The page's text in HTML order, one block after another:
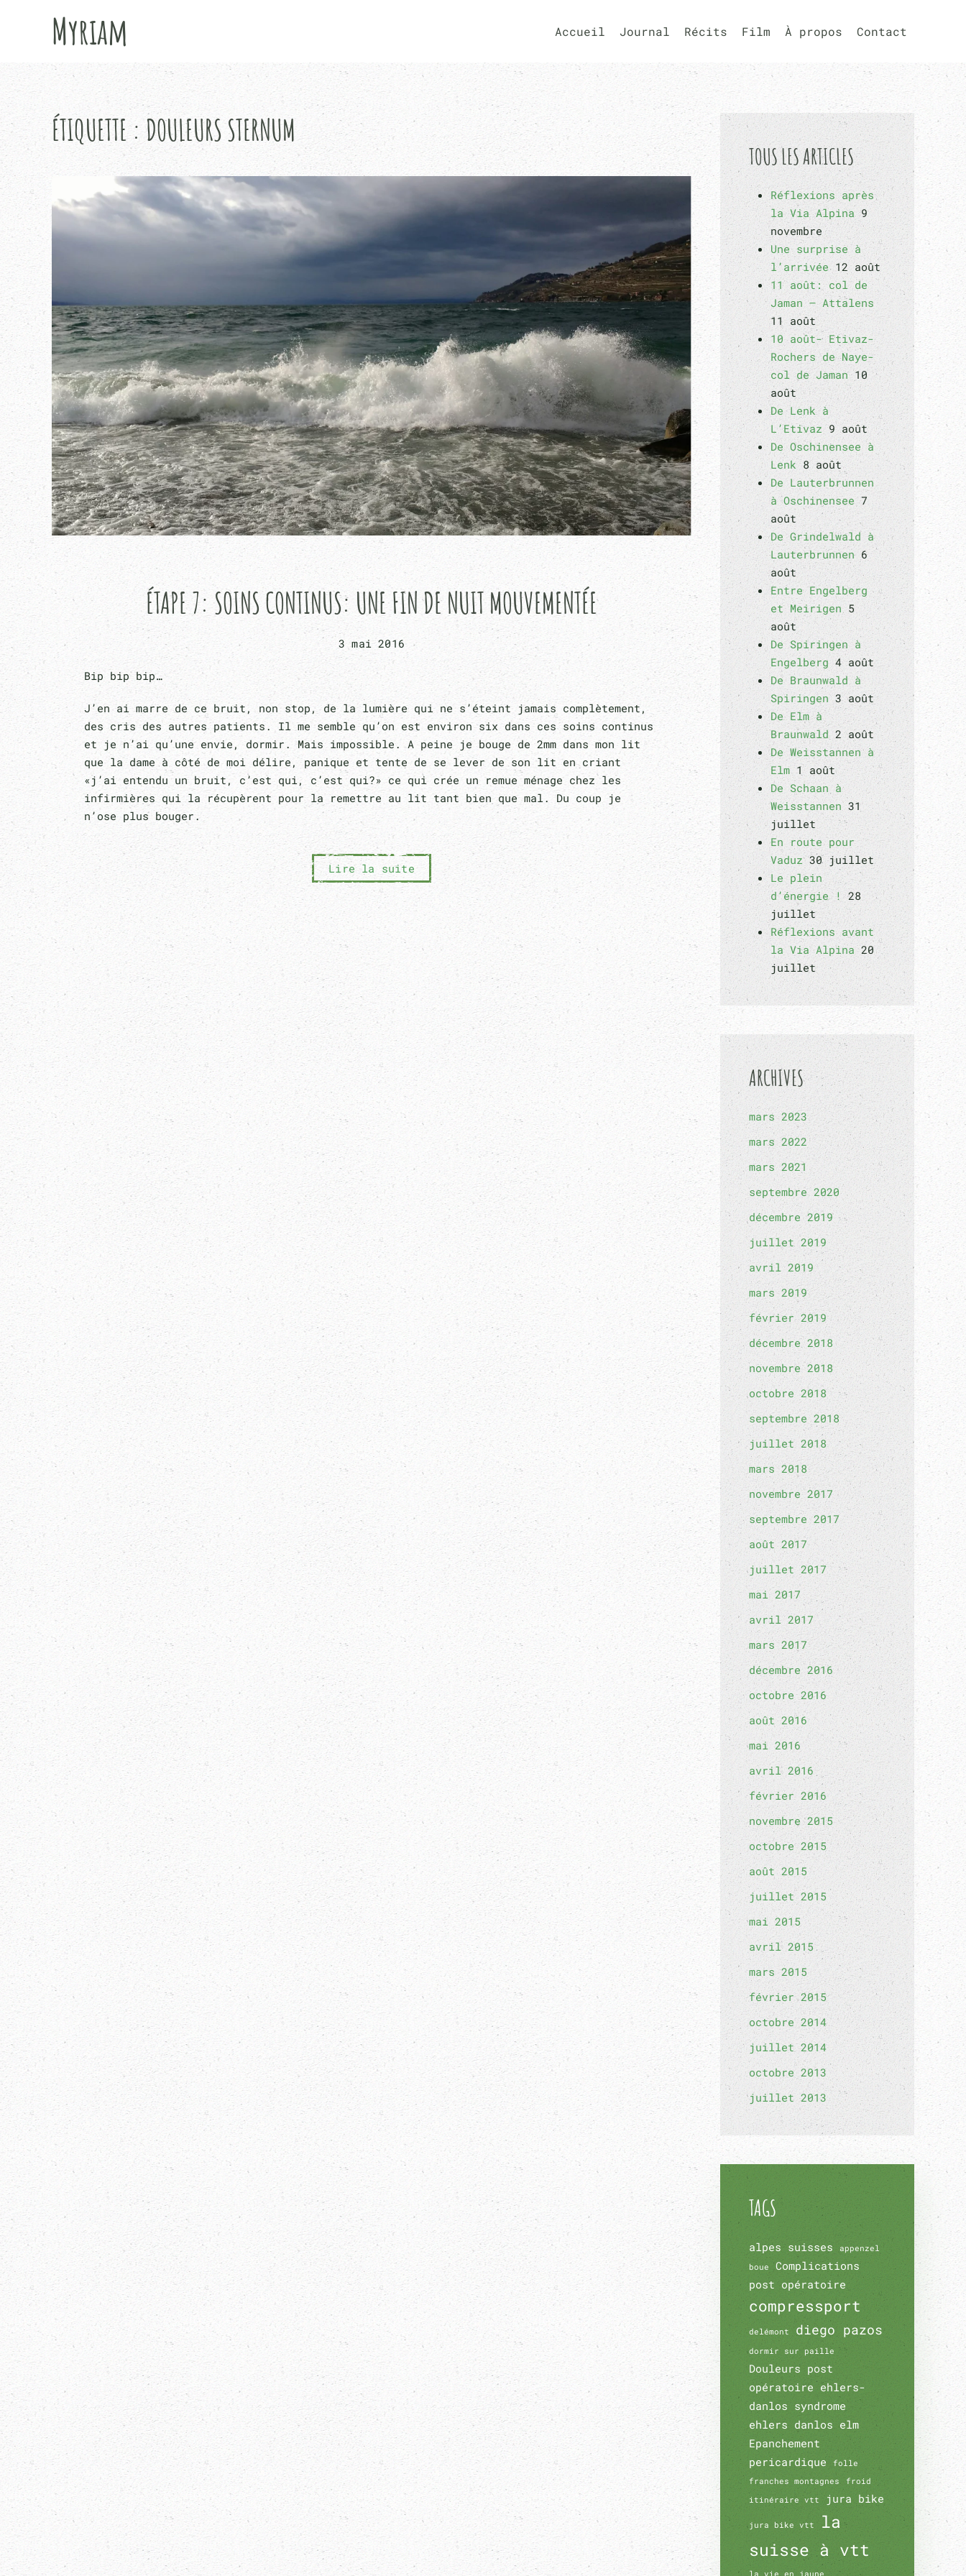
Passer
contenu
principal
Myriam Accueil Journal Récits Film À propos Contact
ÉTIQUETTE : DOULEURS STERNUM
ÉTAPE 7: SOINS CONTINUS: UNE FIN DE NUIT MOUVEMENTÉE
3 mai 2016
Bip bip bip…
J’en ai marre de ce bruit, non stop, de la lumière qui ne s’éteint jamais complètement,
des cris des autres patients. Il me semble qu’on est environ six dans ces soins continus
et je n’ai qu’une envie, dormir. Mais impossible. A peine je bouge de 2mm dans mon lit
que la dame à côté de moi délire, panique et tente de se lever de son lit en criant
«j’ai entendu un bruit, c’est qui, c’est qui?» ce qui crée un remue ménage chez les
infirmières qui la récupèrent pour la remettre au lit tant bien que mal. Du coup je
n’ose plus bouger.
Lire la suite
TOUS LES ARTICLES
Réflexions après
la Via Alpina 9
novembre
Une surprise à
l’arrivée 12 août
11 août: col de
Jaman – Attalens
11 août
10 août- Etivaz-
Rochers de Naye-
col de Jaman 10
août
De Lenk à
L’Etivaz 9 août
De Oschinensee à
Lenk 8 août
De Lauterbrunnen
à Oschinensee 7
août
De Grindelwald à
Lauterbrunnen 6
août
Entre Engelberg
et Meirigen 5
août
De Spiringen à
Engelberg 4 août
De Braunwald à
Spiringen 3 août
De Elm à
Braunwald 2 août
De Weisstannen à
Elm 1 août
De Schaan à
Weisstannen 31
juillet
En route pour
Vaduz 30 juillet
Le plein
d’énergie ! 28
juillet
Réflexions avant
la Via Alpina 20
juillet
ARCHIVES
mars 2023
mars 2022
mars 2021
septembre 2020
décembre 2019
juillet 2019
avril 2019
mars 2019
février 2019
décembre 2018
novembre 2018
octobre 2018
septembre 2018
juillet 2018
mars 2018
novembre 2017
septembre 2017
août 2017
juillet 2017
mai 2017
avril 2017
mars 2017
décembre 2016
octobre 2016
août 2016
mai 2016
avril 2016
février 2016
novembre 2015
octobre 2015
août 2015
juillet 2015
mai 2015
avril 2015
mars 2015
février 2015
octobre 2014
juillet 2014
octobre 2013
juillet 2013
TAGS
alpes suisses
appenzel
boue
Complications
post opératoire
compressport
delémont diego pazos
dormir sur paille
Douleurs post
opératoire ehlers-
danlos syndrome
ehlers danlos elm
Epanchement
pericardique
folle
franches montagnes
froid
itinéraire vtt
jura bike
jura bike vtt
la
suisse à vtt
la vie en jaune